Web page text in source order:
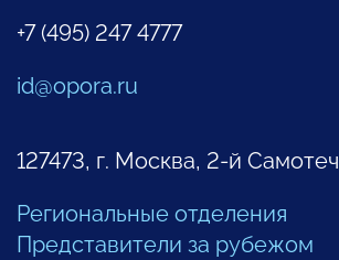
+7 (495) 247 4777
id@opora.ru
127473, г. Москва, 2-й
Региональные отделения
Представители за рубежом